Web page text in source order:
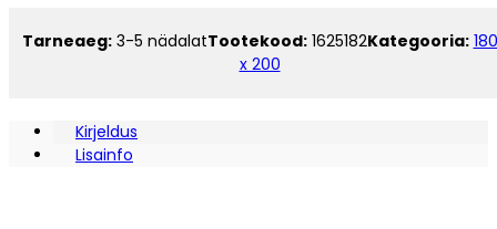
200
Tarneaeg:3-5 nädalatTootekood: 1625182Kategooria: 180
x 200
Kirjeldus
Lisainfo